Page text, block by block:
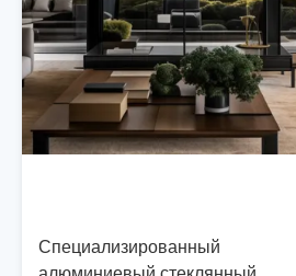
Специализированный